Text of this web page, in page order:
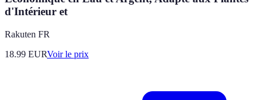
d'Intérieur et
Rakuten FR
18.99 EURVoir le prix